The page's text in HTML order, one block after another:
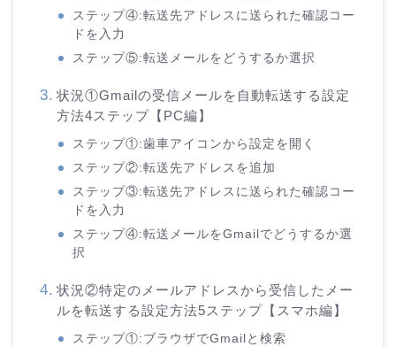
ステップ④:転送先アドレスに送られた確認コー
ドを入力
ステップ⑤:転送メールをどうするか選択
状況①Gmailの受信メールを自動転送する設定
方法4ステップ【PC編】
ステップ①:歯車アイコンから設定を開く
ステップ②:転送先アドレスを追加
ステップ③:転送先アドレスに送られた確認コー
ドを入力
ステップ④:転送メールをGmailでどうするか選
択
状況②特定のメールアドレスから受信したメー
ルを転送する設定方法5ステップ【スマホ編】
ステップ①:ブラウザでGmailと検索